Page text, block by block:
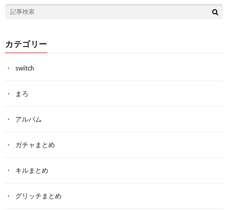
カテゴリー
switch
まろ
アルバム
ガチャまとめ
キルまとめ
グリッチまとめ